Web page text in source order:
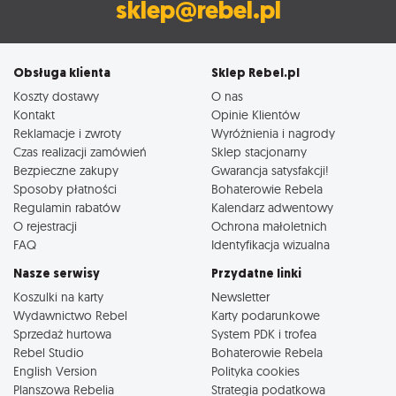
sklep@rebel.pl
Obsługa klienta
Koszty dostawy
Kontakt
Reklamacje i zwroty
Czas realizacji zamówień
Bezpieczne zakupy
Sposoby płatności
Regulamin rabatów
O rejestracji
FAQ
Sklep Rebel.pl
O nas
Opinie Klientów
Wyróżnienia i nagrody
Sklep stacjonarny
Gwarancja satysfakcji!
Bohaterowie Rebela
Kalendarz adwentowy
Ochrona małoletnich
Identyfikacja wizualna
Nasze serwisy
Koszulki na karty
Wydawnictwo Rebel
Sprzedaż hurtowa
Rebel Studio
English Version
Planszowa Rebelia
Przydatne linki
Newsletter
Karty podarunkowe
System PDK i trofea
Bohaterowie Rebela
Polityka cookies
Strategia podatkowa